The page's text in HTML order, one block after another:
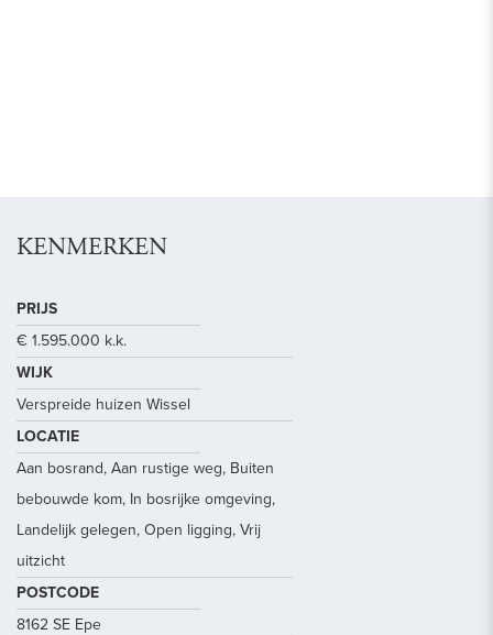
KENMERKEN
PRIJS
€ 1.595.000 k.k.
WIJK
Verspreide huizen Wissel
LOCATIE
Aan bosrand, Aan rustige weg, Buiten
bebouwde kom, In bosrijke omgeving,
Landelijk gelegen, Open ligging, Vrij
uitzicht
POSTCODE
8162 SE Epe